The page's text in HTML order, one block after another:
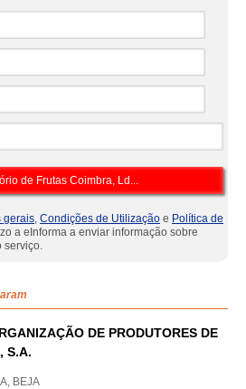
gerais, Condições de Utilização e Política de
a eInforma a enviar informação sobre
serviço.
DE PRODUTORES DE
S.A.
BEJA